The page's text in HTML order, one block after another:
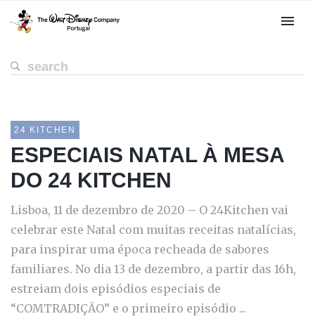
24 KITCHEN
ESPECIAIS NATAL À MESA
DO 24 KITCHEN
Lisboa, 11 de dezembro de 2020 – O 24Kitchen vai
celebrar este Natal com muitas receitas natalícias,
para inspirar uma época recheada de sabores
familiares. No dia 13 de dezembro, a partir das 16h,
estreiam dois episódios especiais de
“COMTRADIÇÃO” e o primeiro episódio ...